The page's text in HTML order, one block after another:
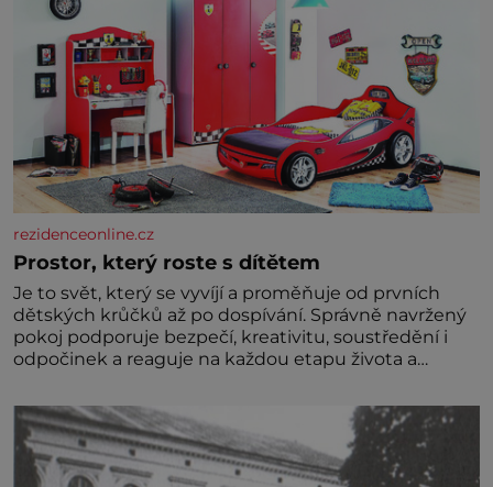
rezidenceonline.cz
Prostor, který roste s dítětem
Je to svět, který se vyvíjí a proměňuje od prvních
dětských krůčků až po dospívání. Správně navržený
pokoj podporuje bezpečí, kreativitu, soustředění i
odpočinek a reaguje na každou etapu života a
jednoduchost, měkkost a bezpečí, proto by pokoj
miminka měl působit především klidně a útulně.
Předškolní věk je